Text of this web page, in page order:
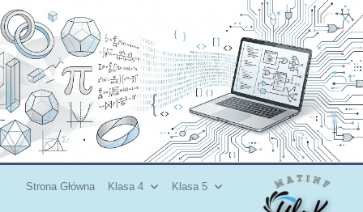
Skip
to
content
Strona Główna Klasa 4 Klasa 5